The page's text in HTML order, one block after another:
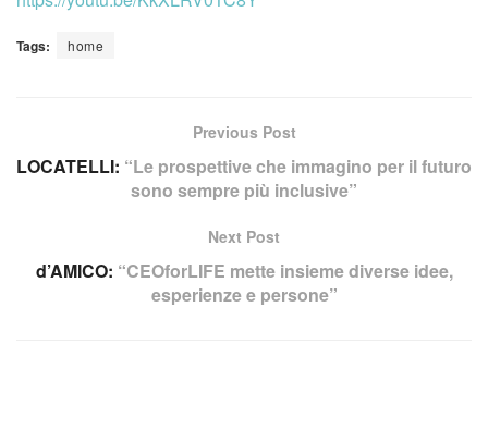
Tags: home
Previous Post
LOCATELLI: “Le prospettive che immagino per il futuro
sono sempre più inclusive”
Next Post
d’AMICO: “CEOforLIFE mette insieme diverse idee,
esperienze e persone”